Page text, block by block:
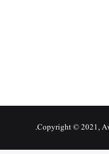
Copyright © 2021,